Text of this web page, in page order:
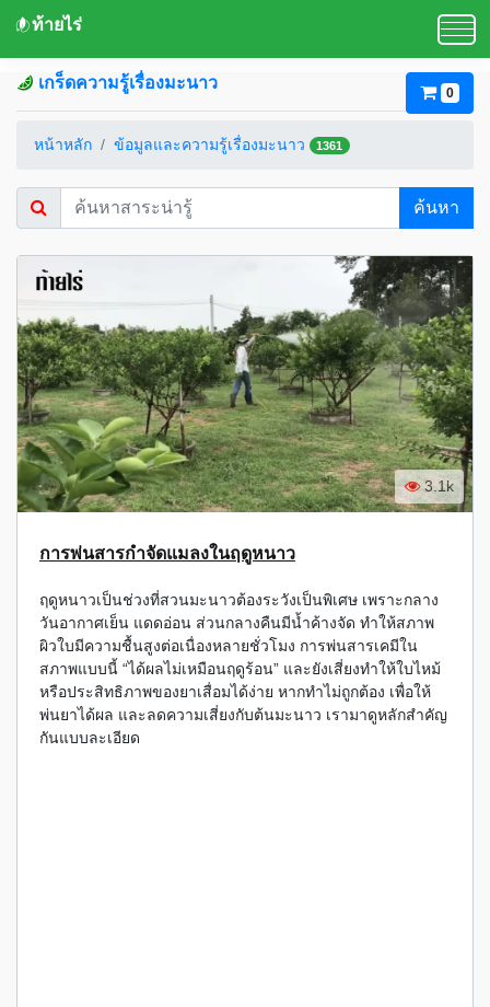
ท้ายไร่
เกร็ดความรู้เรื่องมะนาว
0
หน้าหลัก ข้อมูลและความรู้เรื่องมะนาว 1361
ค้นหา
3.1k
การพ่นสารกำจัดแมลงในฤดูหนาว
ฤดูหนาวเป็นช่วงที่สวนมะนาวต้องระวังเป็นพิเศษ เพราะกลาง
วันอากาศเย็น แดดอ่อน ส่วนกลางคืนมีน้ำค้างจัด ทำให้สภาพ
ผิวใบมีความชื้นสูงต่อเนื่องหลายชั่วโมง การพ่นสารเคมีใน
สภาพแบบนี้ “ได้ผลไม่เหมือนฤดูร้อน” และยังเสี่ยงทำให้ใบไหม้
หรือประสิทธิภาพของยาเสื่อมได้ง่าย หากทำไม่ถูกต้อง เพื่อให้
พ่นยาได้ผล และลดความเสี่ยงกับต้นมะนาว เรามาดูหลักสำคัญ
กันแบบละเอียด